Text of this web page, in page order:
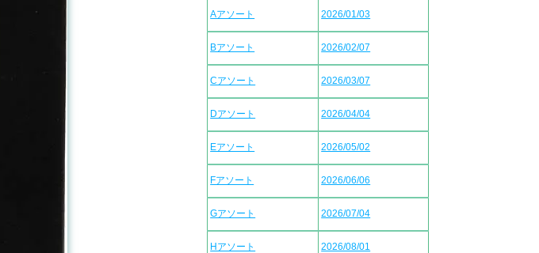
Aアソート 2026/01/03
Bアソート 2026/02/07
Cアソート 2026/03/07
Dアソート 2026/04/04
Eアソート 2026/05/02
Fアソート 2026/06/06
Gアソート 2026/07/04
Hアソート 2026/08/01